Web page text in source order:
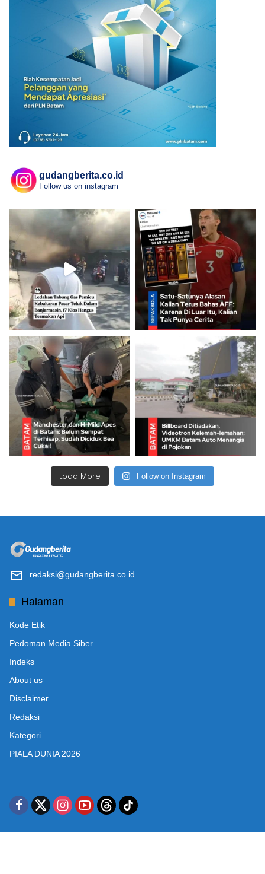
gudangberita.co.id
Follow us on instagram
Load More Follow on Instagram
redaksi@gudangberita.co.id
Halaman
Kode Etik
Pedoman Media Siber
Indeks
About us
Disclaimer
Redaksi
Kategori
PIALA DUNIA 2026